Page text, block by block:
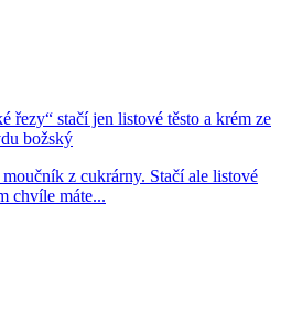
řezy“ stačí jen listové těsto a krém ze
božský
z cukrárny. Stačí ale listové
chvíle máte...